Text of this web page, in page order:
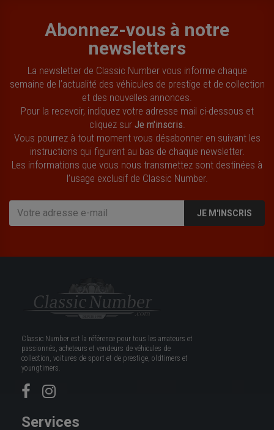
Abonnez-vous à notre
newsletters
La newsletter de Classic Number vous informe chaque
semaine de l’actualité des véhicules de prestige et de collection
et des nouvelles annonces.
Pour la recevoir, indiquez votre adresse mail ci-dessous et
cliquez sur Je m'inscris.
Vous pourrez à tout moment vous désabonner en suivant les
instructions qui figurent au bas de chaque newsletter.
Les informations que vous nous transmettez sont destinées à
l’usage exclusif de Classic Number.
JE M'INSCRIS
Classic Number est la référence pour tous les amateurs et
passionnés, acheteurs et vendeurs de véhicules de
collection, voitures de sport et de prestige, oldtimers et
youngtimers.
Services